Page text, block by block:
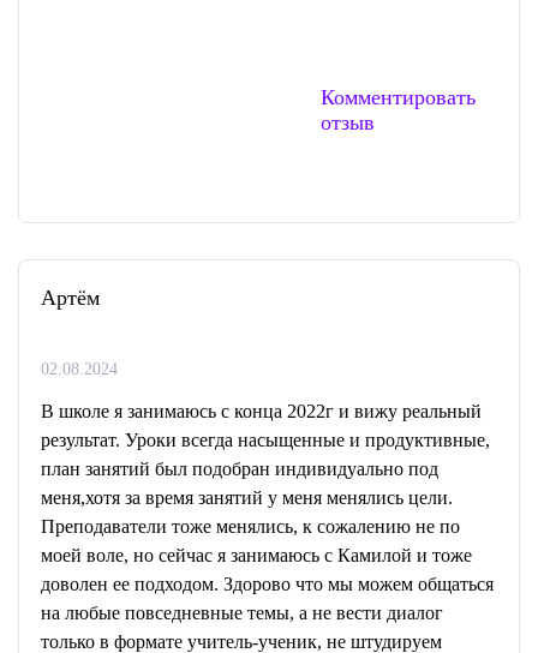
Комментировать
отзыв
Артём
02.08.2024
В школе я занимаюсь с конца 2022г и вижу реальный
результат. Уроки всегда насыщенные и продуктивные,
план занятий был подобран индивидуально под
меня,хотя за время занятий у меня менялись цели.
Преподаватели тоже менялись, к сожалению не по
моей воле, но сейчас я занимаюсь с Камилой и тоже
доволен ее подходом. Здорово что мы можем общаться
на любые повседневные темы, а не вести диалог
только в формате учитель-ученик, не штудируем